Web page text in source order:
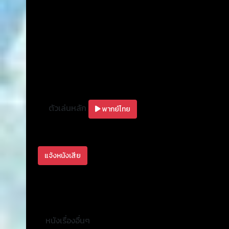
ตัวเล่นหลัก พากย์ไทย
แจ้งหนังเสีย
หนังเรื่องอื่นๆ